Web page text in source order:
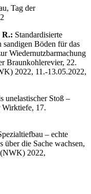
Tag der
R.: Standardisierte
sandigen Böden für das
Wiedernutzbarmachung
Braunkohlerevier, 22.
2022, 11.-13.05.2022,
unelastischer Stoß –
Wirktiefe, 17.
– echte
die Sache wachsen,
2022,